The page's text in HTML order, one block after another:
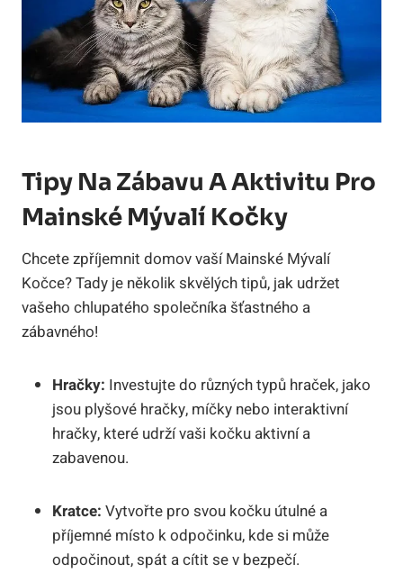
Tipy Na Zábavu A Aktivitu Pro
Mainské Mývalí Kočky
Chcete zpříjemnit domov vaší Mainské Mývalí
Kočce? Tady je několik skvělých tipů, jak udržet
vašeho chlupatého společníka šťastného a
zábavného!
Hračky: Investujte do různých typů hraček, jako
jsou plyšové hračky, míčky nebo interaktivní
hračky, které udrží vaši kočku aktivní a
zabavenou.
Kratce: Vytvořte pro svou kočku útulné a
příjemné místo k odpočinku, kde si může
odpočinout, spát a cítit se v bezpečí.